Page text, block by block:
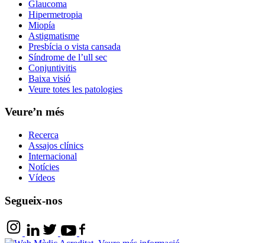
Glaucoma
Hipermetropia
Miopía
Astigmatisme
Presbícia o vista cansada
Síndrome de l’ull sec
Conjuntivitis
Baixa visió
Veure totes les patologies
Veure’n més
Recerca
Assajos clínics
Internacional
Notícies
Vídeos
Segueix-nos